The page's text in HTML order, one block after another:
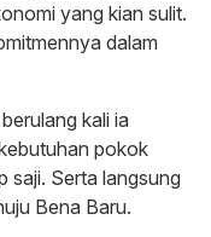
yang kian sulit.
dalam
kali ia
pokok
saji. Serta langsung
Bena Baru.